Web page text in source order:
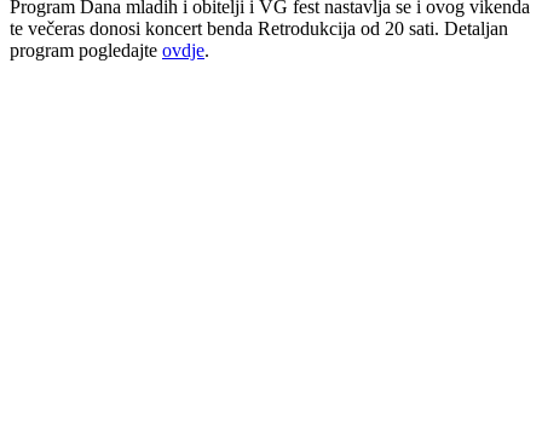
Program Dana mladih i obitelji i VG fest nastavlja se i ovog vikenda
te večeras donosi koncert benda Retrodukcija od 20 sati. Detaljan
program pogledajte ovdje.